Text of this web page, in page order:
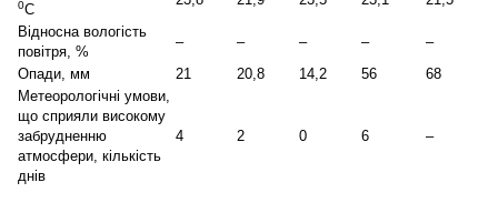
0С
Відносна вологість
повітря, %
– – – –
–
Опади, мм
21 20,8 14,2 56
68
Метеорологічні умови,
що сприяли високому
забрудненню
атмосфери, кількість
днів
4 2 0 6 –